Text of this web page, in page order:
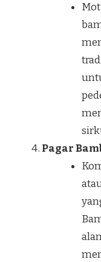
Pagar